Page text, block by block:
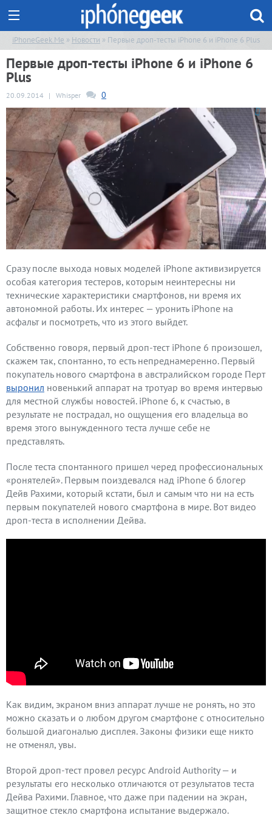
iPhoneGeek.Me » Новости » Первые дроп-тесты iPhone 6 и iPhone 6 Plus
Первые дроп-тесты iPhone 6 и iPhone 6
Plus
20.09.2014 | Whisper 0
Сразу после выхода новых моделей iPhone активизируется
особая категория тестеров, которым неинтересны ни
технические характеристики смартфонов, ни время их
автономной работы. Их интерес — уронить iPhone на
асфальт и посмотреть, что из этого выйдет.
Собственно говоря, первый дроп-тест iPhone 6 произошел,
скажем так, спонтанно, то есть непреднамеренно. Первый
покупатель нового смартфона в австралийском городе Перт
выронил новенький аппарат на тротуар во время интервью
для местной службы новостей. iPhone 6, к счастью, в
результате не пострадал, но ощущения его владельца во
время этого вынужденного теста лучше себе не
представлять.
После теста спонтанного пришел черед профессиональных
«ронятелей». Первым поиздевался над iPhone 6 блогер
Дейв Рахими, который кстати, был и самым что ни на есть
первым покупателей нового смартфона в мире. Вот видео
дроп-теста в исполнении Дейва.
Как видим, экраном вниз аппарат лучше не ронять, но это
можно сказать и о любом другом смартфоне с относительно
большой диагональю дисплея. Законы физики еще никто
не отменял, увы.
Второй дроп-тест провел ресурс Android Authority — и
результаты его несколько отличаются от результатов теста
Дейва Рахими. Главное, что даже при падении на экран,
защитное стекло смартфона испытание выдержало.